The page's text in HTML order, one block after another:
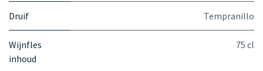
Druif Tempranillo
Wijnfles
inhoud
75 cl